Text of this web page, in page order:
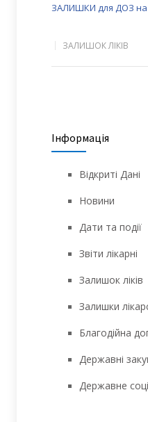
ЗАЛИШКИ для ДОЗ на
ЗАЛИШОК ЛІКІВ
Інформація
Відкриті Дані
Новини
Дати та події
Звіти лікарні
Залишок ліків
Залишки
Благодійна
Державні
Державне